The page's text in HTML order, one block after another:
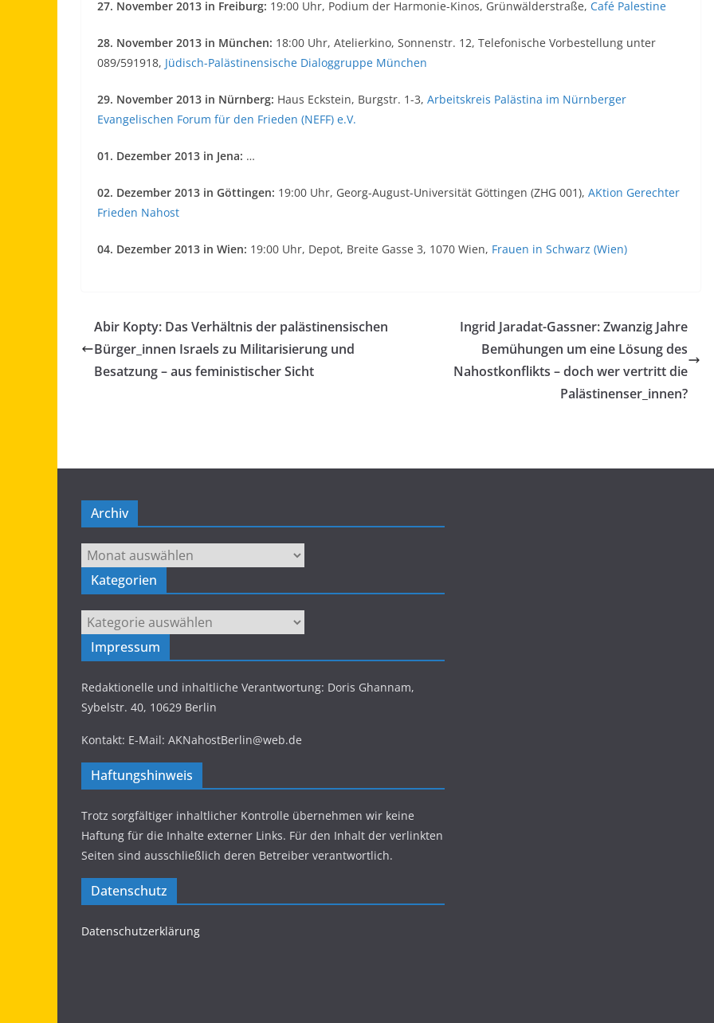
27. November 2013 in Freiburg: 19:00 Uhr, Podium der Harmonie-Kinos, Grünwälderstraße, Café Palestine
28. November 2013 in München: 18:00 Uhr, Atelierkino, Sonnenstr. 12, Telefonische Vorbestellung unter
089/591918, Jüdisch-Palästinensische Dialoggruppe München
29. November 2013 in Nürnberg: Haus Eckstein, Burgstr. 1-3, Arbeitskreis Palästina im Nürnberger
Evangelischen Forum für den Frieden (NEFF) e.V.
01. Dezember 2013 in Jena: …
02. Dezember 2013 in Göttingen: 19:00 Uhr, Georg-August-Universität Göttingen (ZHG 001), AKtion Gerechter
Frieden Nahost
04. Dezember 2013 in Wien: 19:00 Uhr, Depot, Breite Gasse 3, 1070 Wien, Frauen in Schwarz (Wien)
Abir Kopty: Das Verhältnis der palästinensischen
Bürger_innen Israels zu Militarisierung und
Besatzung – aus feministischer Sicht
Ingrid Jaradat-Gassner: Zwanzig Jahre
Bemühungen um eine Lösung des
Nahostkonflikts – doch wer vertritt die
Palästinenser_innen?
Archiv
Archiv
Kategorien
Kategorien
Impressum
Redaktionelle und inhaltliche Verantwortung: Doris Ghannam,
Sybelstr. 40, 10629 Berlin
Kontakt: E-Mail: AKNahostBerlin@web.de
Haftungshinweis
Trotz sorgfältiger inhaltlicher Kontrolle übernehmen wir keine
Haftung für die Inhalte externer Links. Für den Inhalt der verlinkten
Seiten sind ausschließlich deren Betreiber verantwortlich.
Datenschutz
Datenschutzerklärung